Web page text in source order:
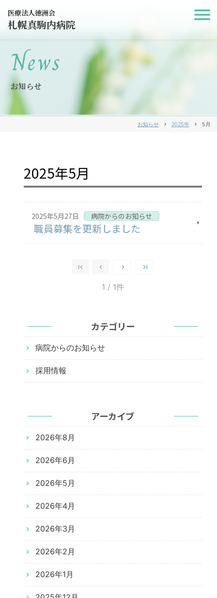
医療法人徳洲会
札幌真駒内病院
お知らせ
News
お知らせ chevron_right 2025年 chevron_right 5月
2025年5月
職員募集を更新しました
2025年5月27日 病院からのお知らせ
1 / 1件
カテゴリー
病院からのお知らせ
採用情報
アーカイブ
2026年8月
2026年6月
2026年5月
2026年4月
2026年3月
2026年2月
2026年1月